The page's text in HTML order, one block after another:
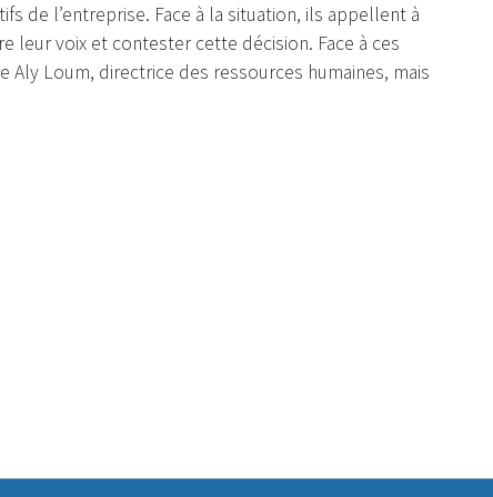
de l’entreprise. Face à la situation, ils appellent à
leur voix et contester cette décision. Face à ces
Aly Loum, directrice des ressources humaines, mais